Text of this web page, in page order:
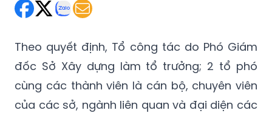
Theo quyết định, Tổ công tác do Phó Giám
cùng các thành viên là cán bộ, chuyên viên
của các sở, ngành liên quan và đại diện các
xã, phường có mỏ khoáng sản, doanh
nghiệp khai thác khoáng sản, doanh